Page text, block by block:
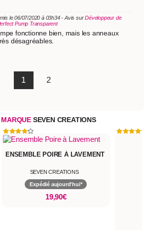
le 06/07/2020 à 03h34 - Avis surDéveloppeur de
Pump Transparent
fonctionne bien, mais les anneaux
désagréables.
1 2
SEVEN CREATIONS
ENSEMBLE POIRE À LAVEMENT
SEVEN CREATIONS
Expédié aujourd'hui*
19,90€